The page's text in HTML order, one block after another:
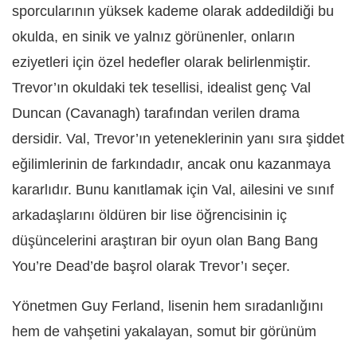
sporcularının yüksek kademe olarak addedildiği bu
okulda, en sinik ve yalnız görünenler, onların
eziyetleri için özel hedefler olarak belirlenmiştir.
Trevor’ın okuldaki tek tesellisi, idealist genç Val
Duncan (Cavanagh) tarafından verilen drama
dersidir. Val, Trevor’ın yeteneklerinin yanı sıra şiddet
eğilimlerinin de farkındadır, ancak onu kazanmaya
kararlıdır. Bunu kanıtlamak için Val, ailesini ve sınıf
arkadaşlarını öldüren bir lise öğrencisinin iç
düşüncelerini araştıran bir oyun olan Bang Bang
You’re Dead’de başrol olarak Trevor’ı seçer.
Yönetmen Guy Ferland, lisenin hem sıradanlığını
hem de vahşetini yakalayan, somut bir görünüm